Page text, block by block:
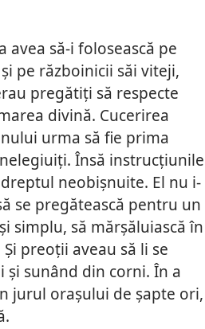
avea să-i folosească pe
pe războinicii săi viteji,
pregătiți să respecte
divină. Cucerirea
urma să fie prima
Însă instrucțiunile
neobișnuite. El nu i-
se pregătească pentru un
simplu, să mărșăluiască în
preoții aveau să li se
sunând din corni. În a
jurul orașului de șapte ori,